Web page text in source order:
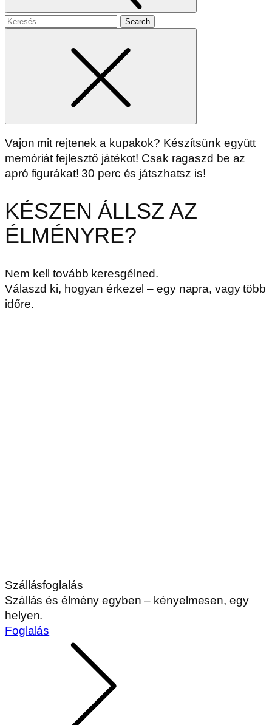
Search
Vajon mit rejtenek a kupakok? Készítsünk együtt
memóriát fejlesztő játékot! Csak ragaszd be az
apró figurákat! 30 perc és játszhatsz is!
KÉSZEN ÁLLSZ AZ
ÉLMÉNYRE?
Nem kell tovább keresgélned.
Válaszd ki, hogyan érkezel – egy napra, vagy több
időre.
Szállásfoglalás
Szállás és élmény egyben – kényelmesen, egy
helyen.
Foglalás